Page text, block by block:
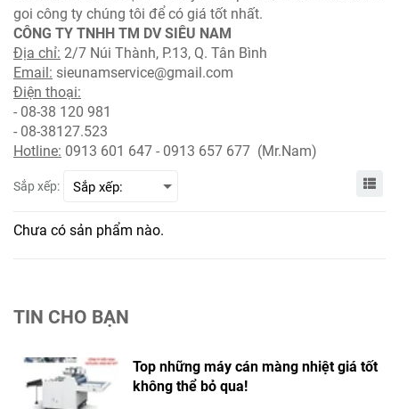
goi công ty chúng tôi để có giá tốt nhất.
CÔNG TY TNHH TM DV SIÊU NAM
Địa chỉ: 2/7 Núi Thành, P.13, Q. Tân Bình
Email: sieunamservice@gmail.com
Điện thoại:
- 08-38 120 981
- 08-38127.523
Hotline: 0913 601 647 - 0913 657 677 (Mr.Nam)
Sắp xếp:
Chưa có sản phẩm nào.
TIN CHO BẠN
Top những máy cán màng nhiệt giá tốt
không thể bỏ qua!